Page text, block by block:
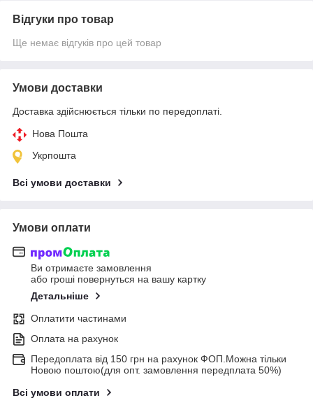
Відгуки про товар
Ще немає відгуків про цей товар
Умови доставки
Доставка здійснюється тільки по передоплаті.
Нова Пошта
Укрпошта
Всі умови доставки
Умови оплати
Ви отримаєте замовлення
або гроші повернуться на вашу картку
Детальніше
Оплатити частинами
Оплата на рахунок
Передоплата від 150 грн на рахунок ФОП.Можна тільки
Новою поштою(для опт. замовлення передплата 50%)
Всі умови оплати